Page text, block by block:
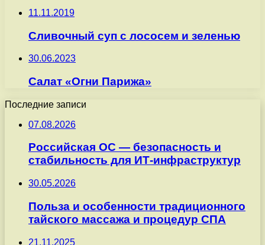
11.11.2019
Сливочный суп с лососем и зеленью
30.06.2023
Салат «Огни Парижа»
Последние записи
07.08.2026
Российская ОС — безопасность и
стабильность для ИТ-инфраструктур
30.05.2026
Польза и особенности традиционного
тайского массажа и процедур СПА
21.11.2025